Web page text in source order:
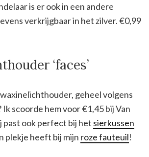
is er ook in een andere
verkrijgbaar in het zilver. €0,99
‘faces’
geheel volgens
Ik scoorde hem voor €1,45 bij Van
past ook perfect bij het sierkussen
plekje heeft bij mijn roze fauteuil!